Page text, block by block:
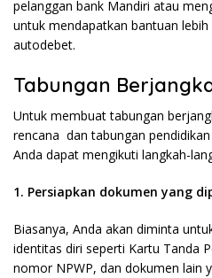
pelanggan bank Mandiri atau
untuk mendapatkan bantuan
autodebet.
Tabungan
Untuk membuat tabungan
rencana dan tabungan
Anda dapat mengikuti langkah-
1. Persiapkan dokumen yang
Biasanya, Anda akan diminta
identitas diri seperti Kartu Tanda
nomor NPWP, dan dokumen lain